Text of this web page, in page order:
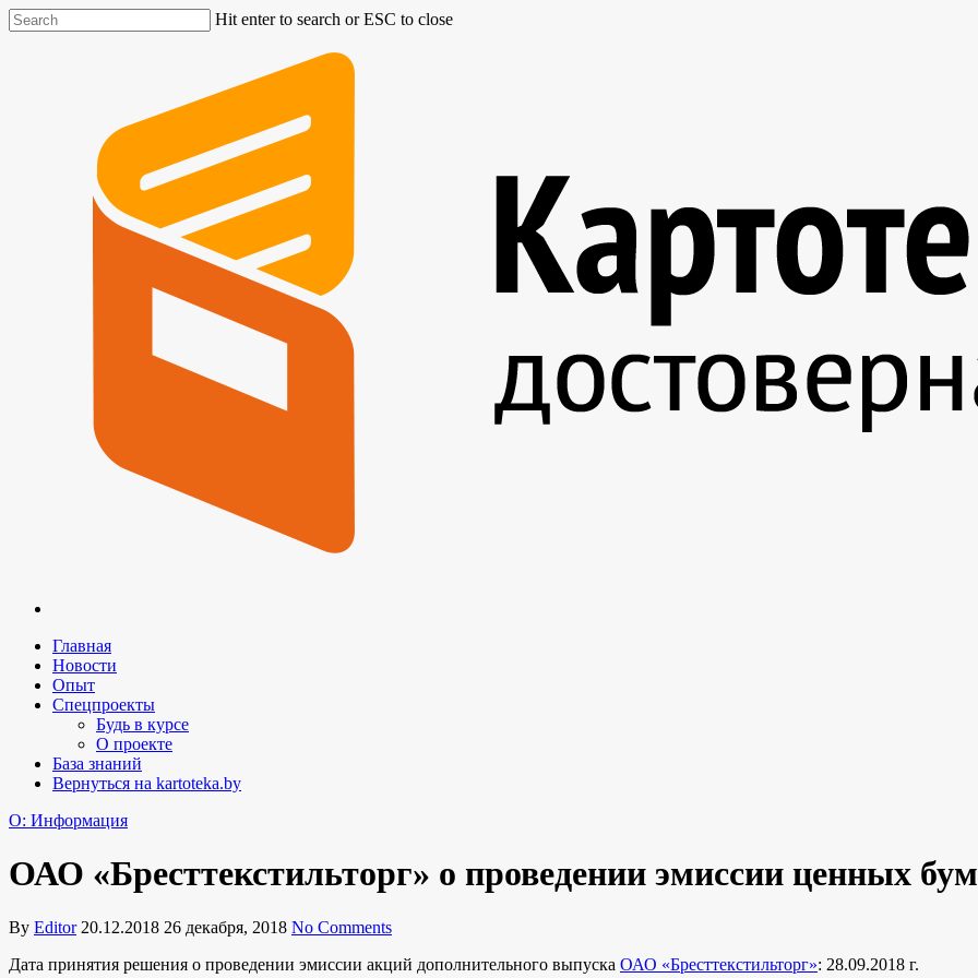
Hit enter to search or ESC to close
Главная
Новости
Опыт
Спецпроекты
Будь в курсе
О проекте
База знаний
Вернуться на kartoteka.by
O: Информация
ОАО «Бресттекстильторг» о проведении эмиссии ценных
By Editor 20.12.2018 26 декабря, 2018 No Comments
Дата принятия решения о проведении эмиссии акций дополнительного выпуска ОАО «Бресттекстильторг»: 28.09.2018 г.